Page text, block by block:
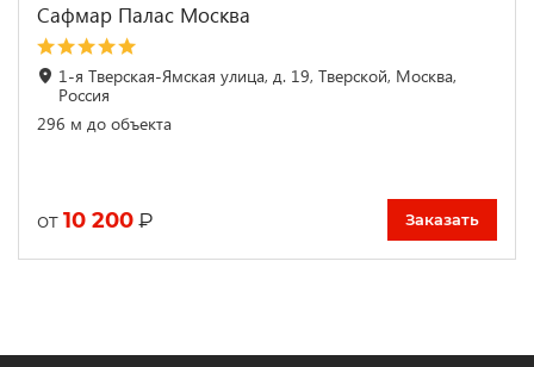
Сафмар Палас Москва
1-я Тверская-Ямская улица, д. 19, Тверской, Москва,
Россия
296 м до объекта
от 10 200 ₽ Заказать